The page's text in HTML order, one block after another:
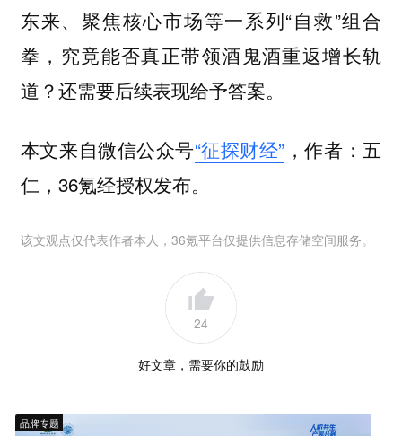
东来、聚焦核心市场等一系列“自救”组合
拳，究竟能否真正带领酒鬼酒重返增长轨
道？还需要后续表现给予答案。
本文来自微信公众号“征探财经” ，作者：五
仁，36氪经授权发布。
该文观点仅代表作者本人，36氪平台仅提供信息存储空间服务。
24
好文章，需要你的鼓励
品牌专题